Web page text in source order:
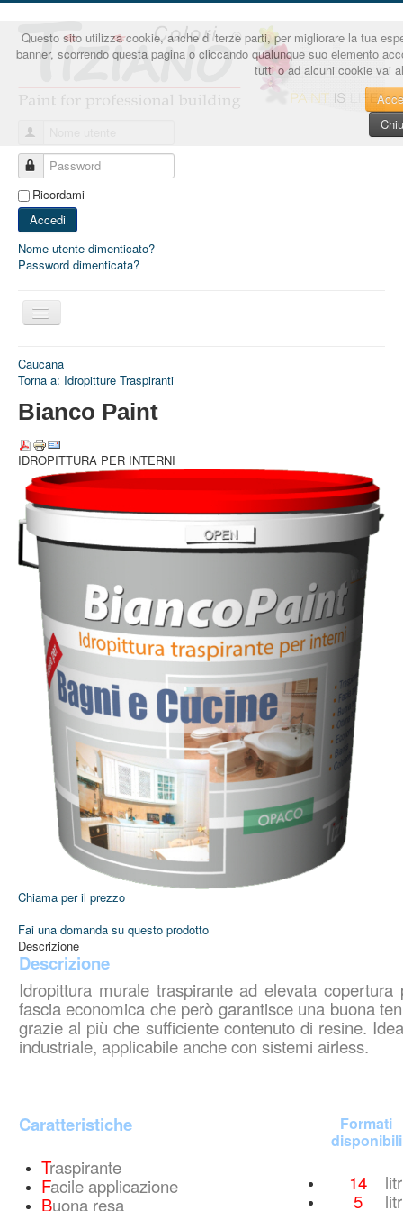
Questo sito utilizza cookie, anche di terze parti, per migliorare la tua
banner, scorrendo questa pagina o cliccando qualunque suo elemento
tutti o ad alcuni cookie vai
Password
Ricordami
Accedi
Nome utente dimenticato?
Password dimenticata?
Cambia
navigazione
Dove Siamo
Prodotti
Idropitture Traspiranti
Idropitture Lavabili
Caucana
Torna a: Idropitture Traspiranti
Bianco Paint
IDROPITTURA PER INTERNI
Chiama per il prezzo
Fai una domanda su questo prodotto
Descrizione
Descrizione
Idropittura murale traspirante ad elevata
fascia economica che però garantisce una buona
grazie al più che sufficiente contenuto di resine.
industriale, applicabile anche con sistemi airless.
Caratteristiche
Traspirante
Facile applicazione
Buona resa
Formati
disponibili
14
5